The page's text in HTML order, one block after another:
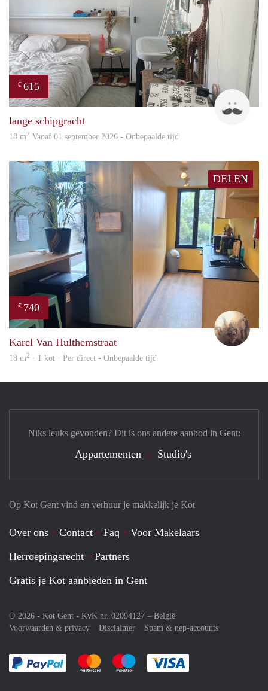
€ 615
lange schipgracht
18 m2 Vanaf 01 september 2026 - Onbepaalde tijd
DELEN
€ 740
Karel Van Hulthemstraat
18 m2 · 1 kot · Per direct - Onbepaalde tijd
Op Kot Gent vind en verhuur je makkelijk je Kot
Over ons Contact Faq
Voor Makelaars
Herroepingsrecht
Partners
Gratis je Kot aanbieden in Gent
© 2026 - Kot Gent - KvK nr. 02094127 – België
Voorwaarden & privacy
Disclaimer Spam & nep-accounts
Je rekent gemakkelijk af met Paypal
Je rekent gemakkelijk af met Mastercard
Je rekent gemakkelijk af met Meastro
Niks leuks gevonden? Dit is ons andere aanbod in Gent:
Appartementen Studio's